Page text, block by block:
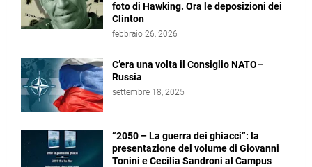
foto di Hawking. Ora le deposizioni dei
Clinton
febbraio 26, 2026
C’era una volta il Consiglio NATO–
Russia
settembre 18, 2025
“2050 – La guerra dei ghiacci”: la
presentazione del volume di Giovanni
Tonini e Cecilia Sandroni al Campus